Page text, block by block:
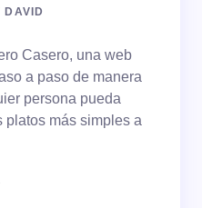
DAVID
Casero, una web
a paso de manera
persona pueda
platos más simples a